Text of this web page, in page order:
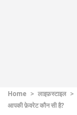
Home > लाइफ़स्टाइल >
आपकी फ़ेवरेट कौन सी है?